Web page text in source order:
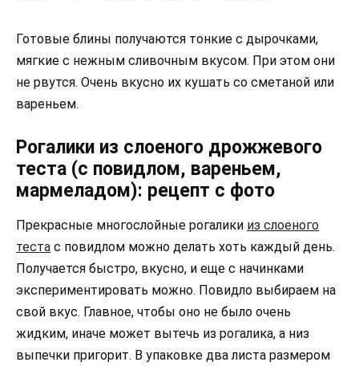
Готовые блины получаются тонкие с дырочками,
мягкие с нежным сливочным вкусом. При этом они
не рвутся. Очень вкусно их кушать со сметаной или
вареньем.
Рогалики из слоеного дрожжевого
теста (с повидлом, вареньем,
мармеладом): рецепт с фото
Прекрасные многоcлойные рогалики из слоеного
теста с повидлом можно делать хоть каждый день.
Получается быстро, вкусно, и еще с начинками
экспериментировать можно. Повидло выбираем на
свой вкус. Главное, чтобы оно не было очень
жидким, иначе может вытечь из рогалика, а низ
выпечки пригорит. В упаковке два листа размером